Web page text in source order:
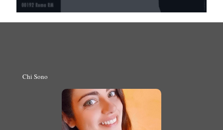
Chi Sono